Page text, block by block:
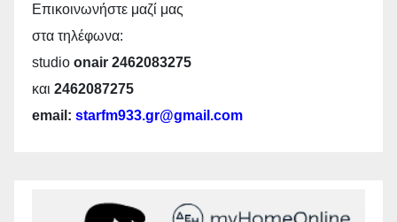
Επικοινωνήστε μαζί μας
στα τηλέφωνα:
studio onair 2462083275
και 2462087275
email: starfm933.gr@gmail.com